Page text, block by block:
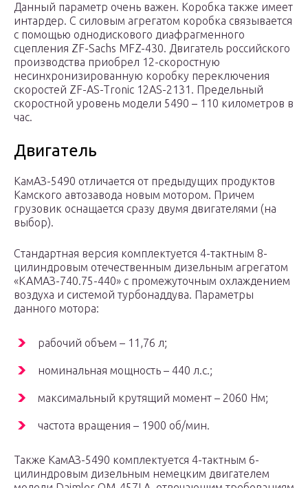
Данный параметр очень важен. Коробка также имеет
интардер. С силовым агрегатом коробка связывается
с помощью однодискового диафрагменного
сцепления ZF-Sachs MFZ-430. Двигатель российского
производства приобрел 12-скоростную
несинхронизированную коробку переключения
скоростей ZF-AS-Tronic 12AS-2131. Предельный
скоростной уровень модели 5490 – 110 километров в
час.
Двигатель
КамАЗ-5490 отличается от предыдущих продуктов
Камского автозавода новым мотором. Причем
грузовик оснащается сразу двумя двигателями (на
выбор).
Стандартная версия комплектуется 4-тактным 8-
цилиндровым отечественным дизельным агрегатом
«КАМАЗ-740.75-440» с промежуточным охлаждением
воздуха и системой турбонаддува. Параметры
данного мотора:
рабочий объем – 11,76 л;
номинальная мощность – 440 л.с.;
максимальный крутящий момент – 2060 Нм;
частота вращения – 1900 об/мин.
Также КамАЗ-5490 комплектуется 4-тактным 6-
цилиндровым дизельным немецким двигателем